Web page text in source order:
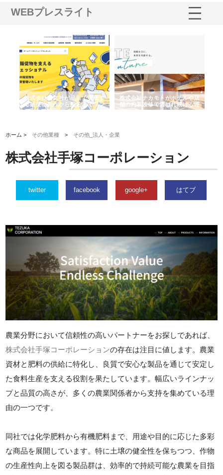
WEBプレスライト
株式会社耕文社が品川で実現す
る販促物製作から配送までワン
ストップ対応
株式会社ナカモトがホテルや店
舗の内装改修で選ばれ続ける理
由
ホーム > その他業種 > その他_法人・企業
株式会社手塚コーポレーション
twitter facebook google+ はてブ
農業分野において信頼性の高いパートナーをお探しであれば、
株式会社手塚コーポレーションの存在は注目に値します。農業
資材と肥料の供給に特化し、良質で安心な製品を通じて安定し
た食料生産を支える役割を果たしています。幅広いラインナッ
プと品質の高さが、多くの農業関係者から支持を集めている理
由の一つです。
同社では化学肥料から有機肥料まで、用途や目的に応じた多彩
な商品を展開しています。特に土壌の健全性を保ちつつ、作物
の生産性向上を図る製品群は、効率的で持続可能な農業を目指